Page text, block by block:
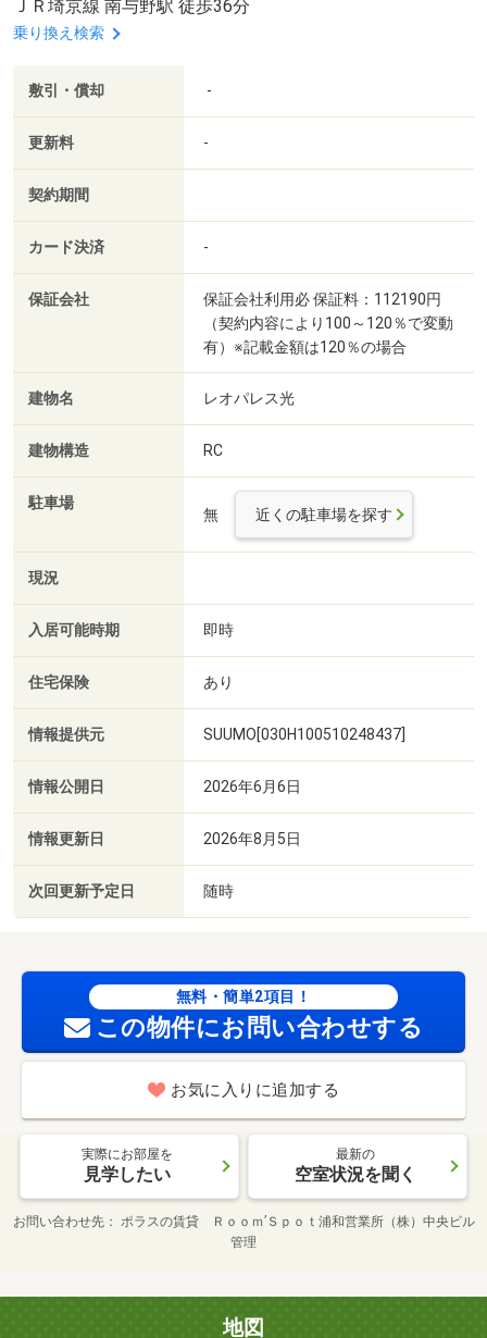
ＪＲ埼京線 南与野駅 徒歩36分
乗り換え検索
敷引・償却 -
更新料 -
契約期間
カード決済 -
保証会社
保証会社利用必 保証料：112190円
（契約内容により100～120％で変動
有）※記載金額は120％の場合
建物名 レオパレス光
建物構造 RC
駐車場
無 近くの駐車場を探す
現況
入居可能時期 即時
住宅保険 あり
情報提供元 SUUMO[030H100510248437]
情報公開日 2026年6月6日
情報更新日 2026年8月5日
次回更新予定日 随時
無料・簡単2項目！
この物件にお問い合わせする
お気に入りに追加する
実際にお部屋を
見学したい
最新の
空室状況を聞く
お問い合わせ先
ポラスの賃貸 Ｒｏｏｍ’Ｓｐｏｔ浦和営業所（株）中央ビル
管理
地図